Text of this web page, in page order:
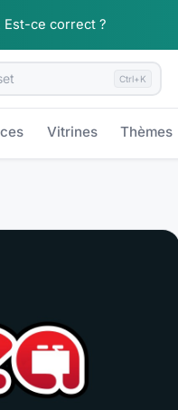
Est-ce correct ?
Ctrl+K
Vitrines Thèmes